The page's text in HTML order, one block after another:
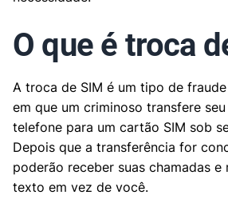
O que é troca
A troca de SIM é um tipo de
em que um criminoso transfere
telefone para um cartão SIM sob
Depois que a transferência for
poderão receber suas chamadas e
texto em vez de você.